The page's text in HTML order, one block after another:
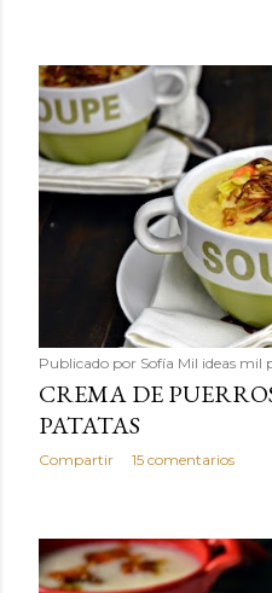
Publicado por Sofía Mil ideas mil
CREMA DE
PATATAS
Compartir 15 comentarios